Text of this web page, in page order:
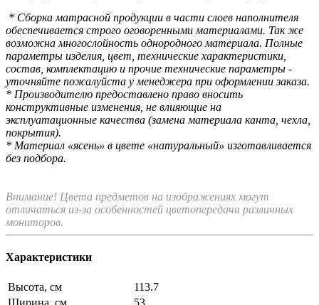
* Сборка матрасной продукции в части слоев наполнителя
обеспечивается строго оговоренными материалами. Так же
возможна многослойность однородного материала. Полные
параметры изделия, цвет, технические характеристики,
состав, комплектацию и прочие технические параметры -
уточняйте пожалуйста у менеджера при оформлении заказа.
* Производителю предоставлено право вносить
конструктивные изменения, не влияющие на
эксплуатационные качества (замена материала канта, чехла,
покрытия).
* Материал «ясень» в цвете «натуральный» изготавливается
без подбора.
Внимание! Цвета предметов на изображениях могут
отличаться из-за особенностей цветопередачи различных
мониторов.
Характеристики
Высота, см
113.7